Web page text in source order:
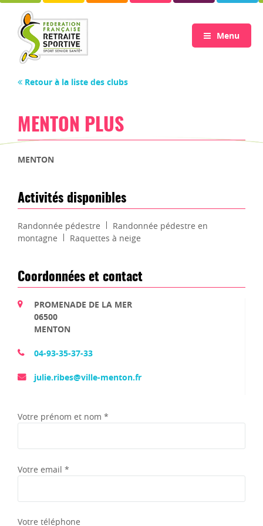
Retour à la liste des clubs
MENTON PLUS
MENTON
Activités disponibles
Randonnée pédestre
Randonnée pédestre en
montagne
Raquettes à neige
Coordonnées et contact
PROMENADE DE LA MER
06500
MENTON
04-93-35-37-33
julie.ribes@ville-menton.fr
Votre prénom et nom *
Votre email *
Votre téléphone
Menu